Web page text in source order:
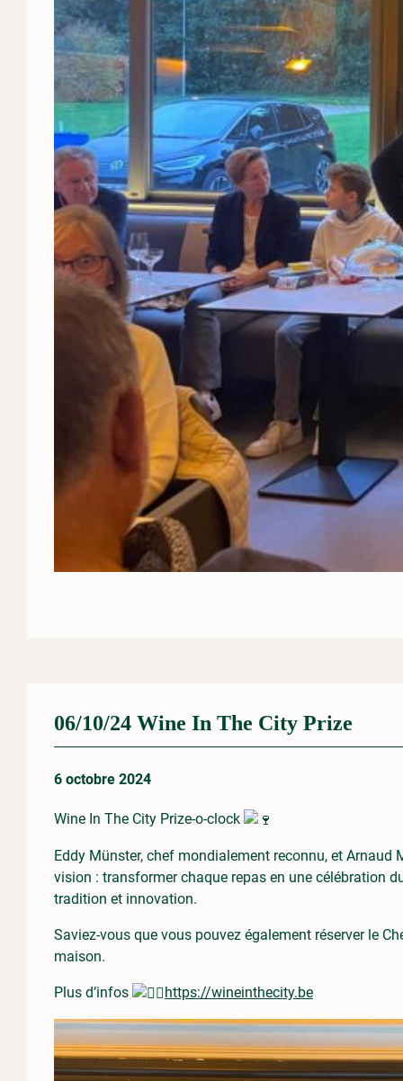
06/10/24 Wine In The City Prize
6 octobre 2024
Wine In The City Prize-o-clock
Eddy Münster, chef mondialement reconnu, et Arnaud
vision : transformer chaque repas en une célébration
tradition et innovation.
Saviez-vous que vous pouvez également réserver le
maison.
Plus d’infos https://wineinthecity.be